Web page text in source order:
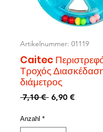
Artikelnummer: 01119
Caitec
Τροχός
διάμετρος
7,10 € Standardpreis
6,90 €Sale-
Anzahl *